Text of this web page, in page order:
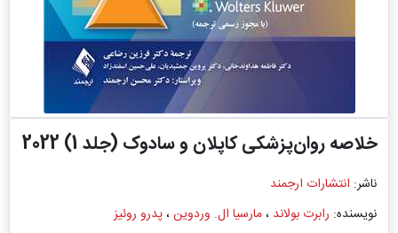
خلاصه روان‌پزشکی کاپلان و سادوک (جلد 1) 2022
ناشر: انتشارات ارجمند
نویسنده: رابرت بولاند ،مارسیا ال. وردوین،پدرو روئیز